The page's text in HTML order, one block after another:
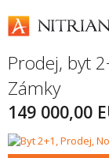
Prodej, byt
Zámky
149 000,00